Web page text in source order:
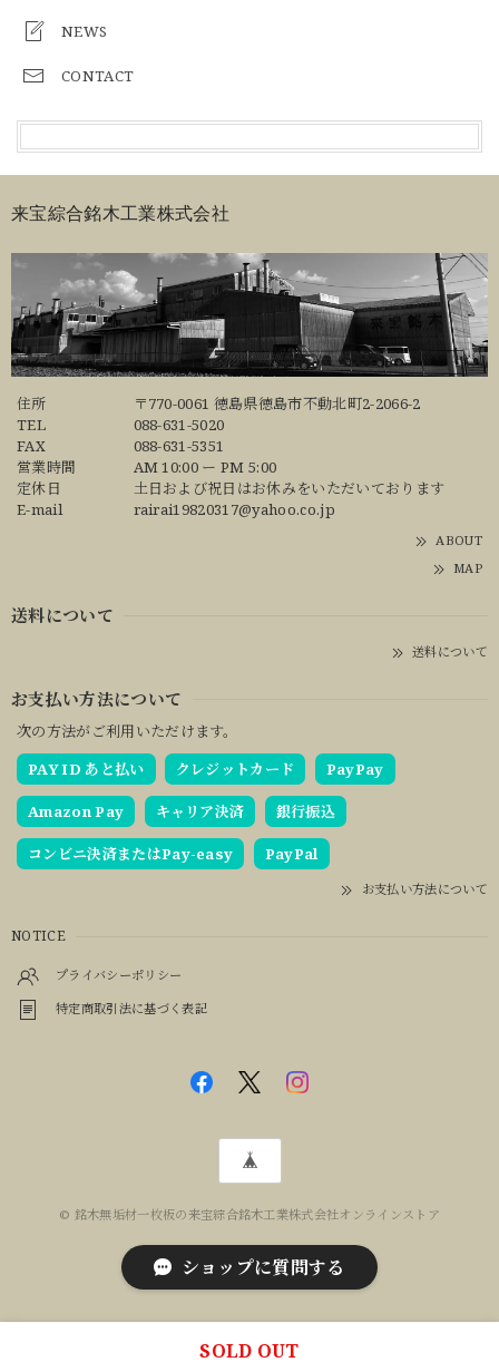
NEWS
CONTACT
来宝綜合銘木工業株式会社
住所
〒770-0061 徳島県徳島市不動北町2-2066-2
TEL
088-631-5020
FAX
088-631-5351
営業時間
AM 10:00 ー PM 5:00
定休日
土日および祝日はお休みをいただいております
E-mail
rairai19820317@yahoo.co.jp
ABOUT
MAP
送料について
送料について
お支払い方法について
次の方法がご利用いただけます。
PAY ID あと払い
クレジットカード PayPay
Amazon Pay キャリア決済 銀行振込
コンビニ決済またはPay-easy PayPal
お支払い方法について
NOTICE
プライバシーポリシー
特定商取引法に基づく表記
© 銘木無垢材一枚板の来宝綜合銘木工業株式会社オンラインストア
SOLD OUT
ショップに質問する